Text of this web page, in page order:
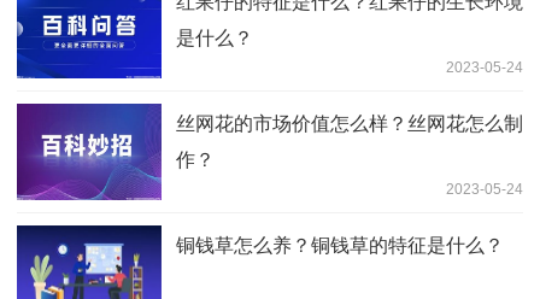
是什么？
2023-05-24
丝网花的市场价值怎么样？丝网花怎么制
作？
2023-05-24
铜钱草怎么养？铜钱草的特征是什么？